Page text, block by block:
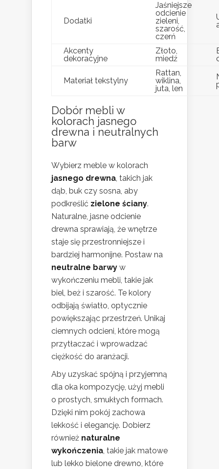
Dodatki
Jaśniejsze
odcienie
zieleni,
szarość,
czerń
Akcenty
dekoracyjne
Złoto,
miedź
Materiał tekstylny
Rattan,
wiklina,
juta, len
Dobór mebli w
kolorach jasnego
drewna i neutralnych
barw
Wybierz meble w kolorach
jasnego drewna, takich jak
dąb, buk czy sosna, aby
podkreślić zielone ściany.
Naturalne, jasne odcienie
drewna sprawiają, że wnętrze
staje się przestronniejsze i
bardziej harmonijne. Postaw na
neutralne barwy w
wykończeniu mebli, takie jak
biel, beż i szarość. Te kolory
odbijają światło, optycznie
powiększając przestrzeń. Unikaj
ciemnych odcieni, które mogą
przytłaczać i wprowadzać
ciężkość do aranżacji.
Aby uzyskać spójną i przyjemną
dla oka kompozycję, użyj mebli
o prostych, smukłych formach.
Dzięki nim pokój zachowa
lekkość i elegancję. Dobierz
również naturalne
wykończenia, takie jak matowe
lub lekko bielone drewno, które